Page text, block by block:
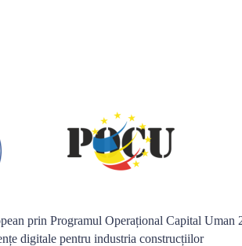
prin Programul Operațional Capital Uman
digitale pentru industria construcțiilor